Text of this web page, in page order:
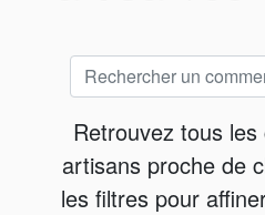
Retrouvez tous
artisans proche de
les filtres pour